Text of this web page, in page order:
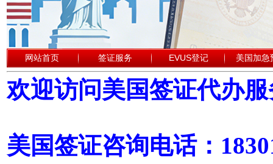
网站首页 签证服务 EVUS登记 美国加急
欢迎访问美国签证代办
美国签证咨询电话：